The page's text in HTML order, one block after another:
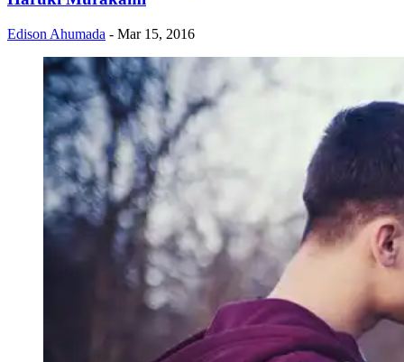
Edison Ahumada - Mar 15, 2016